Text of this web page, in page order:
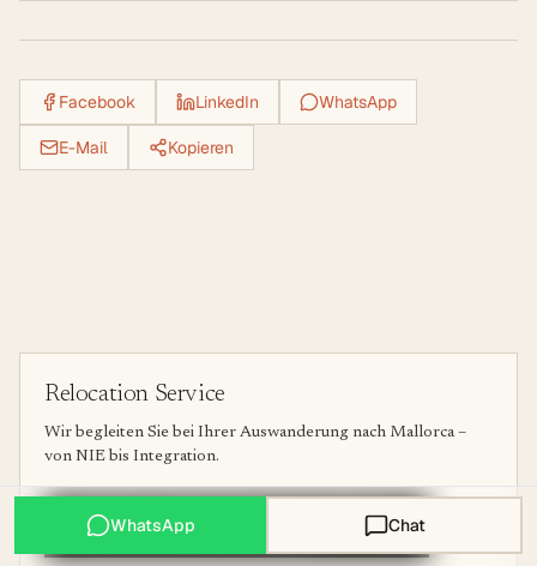
Facebook LinkedIn WhatsApp
E-Mail Kopieren
Relocation Service
Wir begleiten Sie bei Ihrer Auswanderung nach Mallorca –
von NIE bis Integration.
Mallorca Expats Community beitreten
Launch Preis 49 $ (nur für kurze Zeit)
WhatsApp Chat